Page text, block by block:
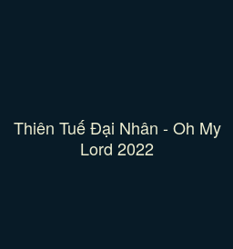
Thiên Tuế Đại Nhân - Oh My
Lord 2022